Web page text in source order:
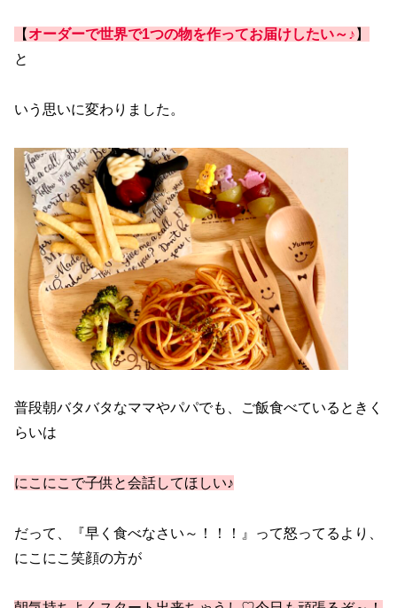
【 オーダーで世界で1つの物を作ってお届けしたい～♪ 】
と
いう思いに変わりました。
普段朝バタバタなママやパパでも、ご飯食べているときく
らいは
にこにこで子供と会話してほしい♪
だって、『早く食べなさい～！！！』って怒ってるより、
にこにこ笑顔の方が